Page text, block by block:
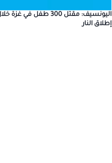
إطلاق النار